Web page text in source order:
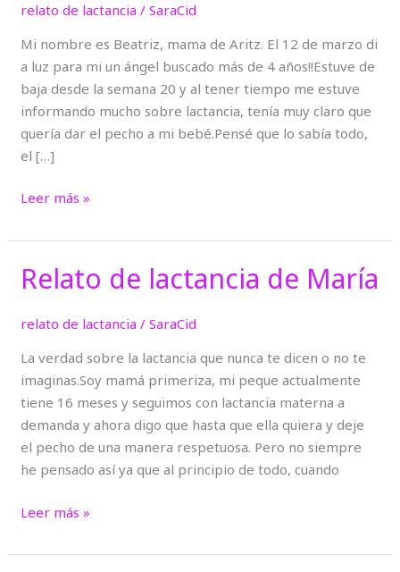
relato de lactancia /SaraCid
Mi nombre es Beatriz, mama de Aritz. El 12 de marzo di
a luz para mi un ángel buscado más de 4 años!!Estuve de
baja desde la semana 20 y al tener tiempo me estuve
informando mucho sobre lactancia, tenía muy claro que
quería dar el pecho a mi bebé.Pensé que lo sabía todo,
el […]
Beatriz
Leer más »
Relato de lactancia de María
relato de lactancia /SaraCid
La verdad sobre la lactancia que nunca te dicen o no te
imaginas.Soy mamá primeriza, mi peque actualmente
tiene 16 meses y seguimos con lactancia materna a
demanda y ahora digo que hasta que ella quiera y deje
el pecho de una manera respetuosa. Pero no siempre
he pensado así ya que al principio de todo, cuando
Relato
de
lactancia
María
Leer más »